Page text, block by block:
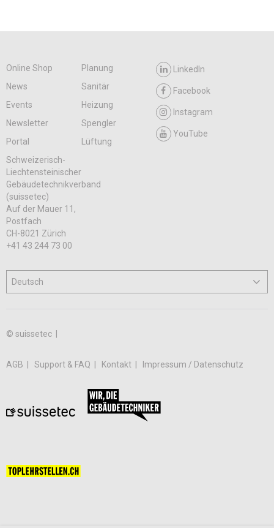
Online Shop
Planung
News
Sanitär
Events
Heizung
Newsletter
Spengler
Portal
Lüftung
LinkedIn
Facebook
Instagram
YouTube
Schweizerisch-
Liechtensteinischer
Gebäudetechnikverband
(suissetec)
Auf der Mauer 11,
Postfach
CH-8021 Zürich
+41 43 244 73 00
© suissetec |
AGB Support & FAQ Kontakt Impressum / Datenschutz